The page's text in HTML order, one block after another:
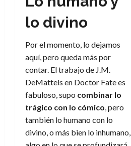
lo divino
Por el momento, lo dejamos
aquí, pero queda más por
contar. El trabajo de J.M.
DeMatteis en Doctor Fate es
fabuloso, supo combinar lo
trágico con lo cómico, pero
también lo humano con lo
divino, o más bien lo inhumano,